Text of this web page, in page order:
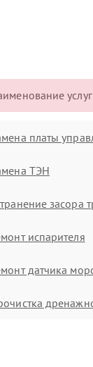
платы
ТЭН
засора
испарителя
датчика